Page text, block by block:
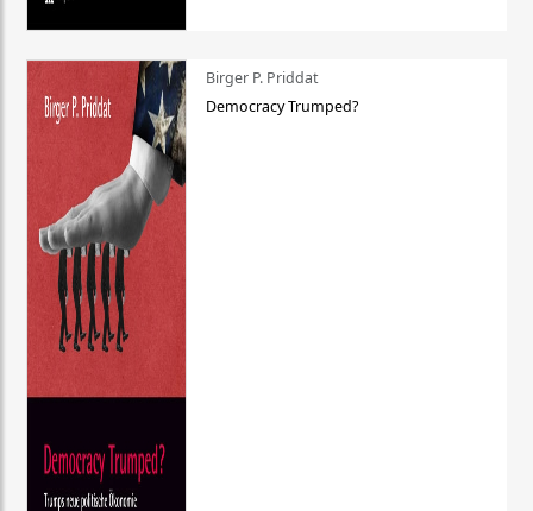
Birger P. Priddat
Democracy Trumped?